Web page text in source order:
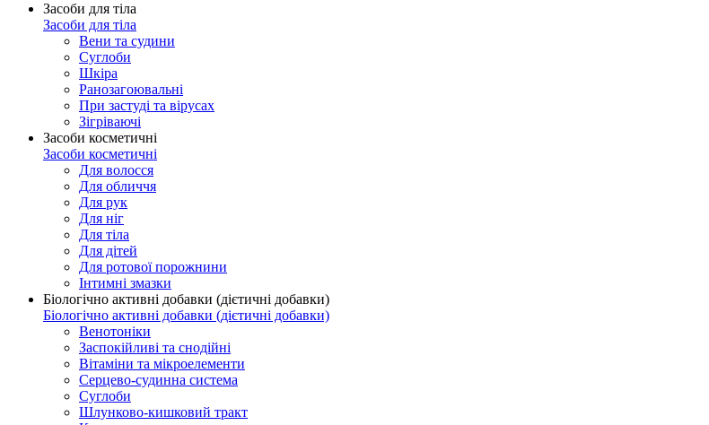
Засоби для тіла
Засоби для тіла
Вени та судини
Суглоби
Шкіра
Ранозагоювальні
При застуді та вірусах
Зігріваючі
Засоби косметичні
Засоби косметичні
Для волосся
Для обличчя
Для рук
Для ніг
Для тіла
Для дітей
Для ротової порожнини
Інтимні змазки
Біологічно активні добавки (дієтичні добавки)
Біологічно активні добавки (дієтичні добавки)
Венотоніки
Заспокійливі та снодійні
Вітаміни та мікроелементи
Серцево-судинна система
Суглоби
Шлунково-кишковий тракт